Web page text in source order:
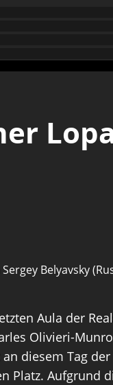
Belyavsky
Aula der
Olivieri-
diesem Tag
Platz. Aufgrund